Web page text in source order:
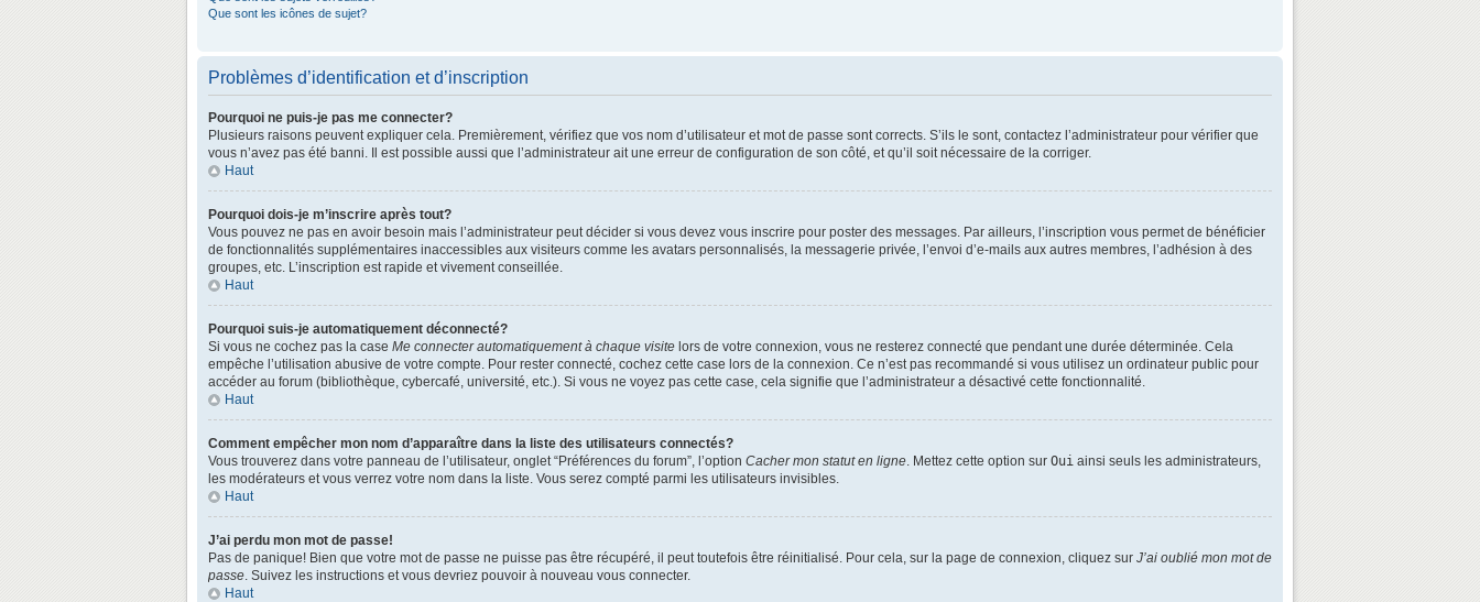
Que sont les icônes de sujet?
Problèmes d’identification et d’inscription
Pourquoi ne puis-je pas me connecter?
Plusieurs raisons peuvent expliquer cela. Premièrement, vérifiez que vos nom d’utilisateur et mot de passe sont corrects. S’ils le sont, contactez l’administrateur pour vérifier que
vous n’avez pas été banni. Il est possible aussi que l’administrateur ait une erreur de configuration de son côté, et qu’il soit nécessaire de la corriger.
Haut
Pourquoi dois-je m’inscrire après tout?
Vous pouvez ne pas en avoir besoin mais l’administrateur peut décider si vous devez vous inscrire pour poster des messages. Par ailleurs, l’inscription vous permet de bénéficier
de fonctionnalités supplémentaires inaccessibles aux visiteurs comme les avatars personnalisés, la messagerie privée, l’envoi d’e-mails aux autres membres, l’adhésion à des
groupes, etc. L’inscription est rapide et vivement conseillée.
Haut
Pourquoi suis-je automatiquement déconnecté?
Si vous ne cochez pas la case Me connecter automatiquement à chaque visite lors de votre connexion, vous ne resterez connecté que pendant une durée déterminée. Cela
empêche l’utilisation abusive de votre compte. Pour rester connecté, cochez cette case lors de la connexion. Ce n’est pas recommandé si vous utilisez un ordinateur public pour
accéder au forum (bibliothèque, cybercafé, université, etc.). Si vous ne voyez pas cette case, cela signifie que l’administrateur a désactivé cette fonctionnalité.
Haut
Comment empêcher mon nom d’apparaître dans la liste des utilisateurs connectés?
Vous trouverez dans votre panneau de l’utilisateur, onglet “Préférences du forum”, l’option Cacher mon statut en ligne. Mettez cette option sur Oui ainsi seuls les administrateurs,
les modérateurs et vous verrez votre nom dans la liste. Vous serez compté parmi les utilisateurs invisibles.
Haut
J’ai perdu mon mot de passe!
Pas de panique! Bien que votre mot de passe ne puisse pas être récupéré, il peut toutefois être réinitialisé. Pour cela, sur la page de connexion, cliquez sur J’ai oublié mon mot de
passe. Suivez les instructions et vous devriez pouvoir à nouveau vous connecter.
Haut